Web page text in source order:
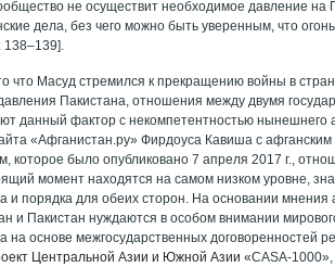
не осуществит необходимое давление на
дела, без чего можно быть уверенным, что
что Масуд стремился к прекращению войны в
Пакистана, отношения между двумя
данный фактор с некомпетентностью нынешнего
«Афганистан.ру» Фирдоуса Кавиша с
которое было опубликовано 7 апреля 2017 г.,
момент находятся на самом низком уровне,
и порядка для обеих сторон. На основании мнения
и Пакистан нуждаются в особом внимании
на основе межгосударственных договоренностей
Центральной Азии и Южной Азии «CASA-1000»,